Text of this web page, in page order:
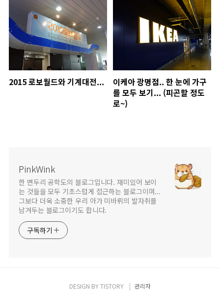
2015 로보월드와 기계대전...
이케아 광명점.. 한 눈에 가구
를 모두 보기... (피곤할 정도
로~)
PinkWink
한 변두리 공학도의 블로그입니다. 재미있어 보이
는 것들을 모두 기초스럽게 접근하는 블로그이며...
그보다 더욱 소중한 우리 아가 미바뤼의 발자취를
남겨두는 블로그이기도 합니다.
구독하기
DESIGN BYTISTORY 관리자